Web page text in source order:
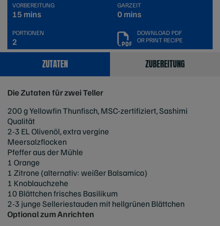
VORBEREITUNG
15 mins
GARZEIT
0 mins
PORTIONEN
2
DOWNLOAD PDF
OR PRINT RECIPE
ZUTATEN ZUBEREITUNG
Die Zutaten für zwei Teller
200 g Yellowfin Thunfisch, MSC-zertifiziert, Sashimi
Qualität
2-3 EL Olivenöl, extra vergine
Meersalzflocken
Pfeffer aus der Mühle
1 Orange
1 Zitrone (alternativ: weißer Balsamico)
1 Knoblauchzehe
10 Blättchen frisches Basilikum
2-3 junge Selleriestauden mit hellgrünen Blättchen
Optional zum Anrichten